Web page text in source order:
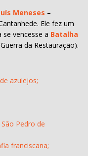
Meneses –
Ele fez um
vencesse a Batalha
da Restauração).
azulejos;
Pedro de
franciscana;